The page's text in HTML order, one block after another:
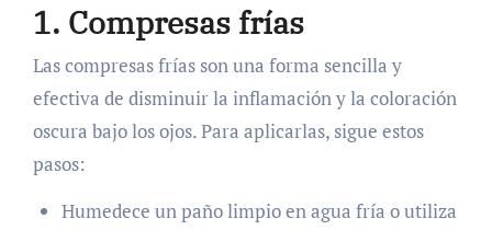
1. Compresas frías
Las compresas frías son una forma sencilla y
efectiva de disminuir la inflamación y la coloración
oscura bajo los ojos. Para aplicarlas, sigue estos
pasos:
Humedece un paño limpio en agua fría o utiliza